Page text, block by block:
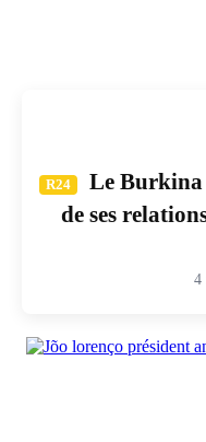
R24
Le Burkina
de ses
4